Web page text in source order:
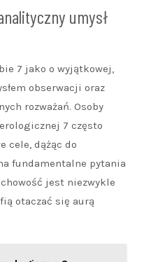
umysł
7 jako o wyjątkowej,
obserwacji oraz
rozważań. Osoby
7 często
cele, dążąc do
fundamentalne pytania
jest niezwykle
otaczać się aurą